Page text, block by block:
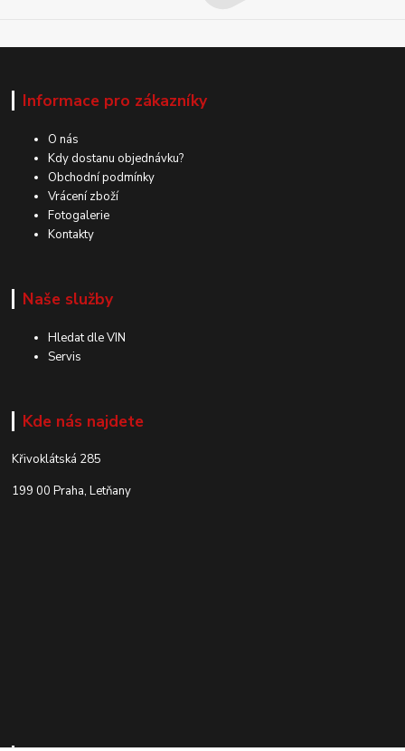
Informace pro zákazníky
O nás
Kdy dostanu objednávku?
Obchodní podmínky
Vrácení zboží
Fotogalerie
Kontakty
Naše služby
Hledat dle VIN
Servis
Kde nás najdete
Křivoklátská 285
199 00 Praha, Letňany